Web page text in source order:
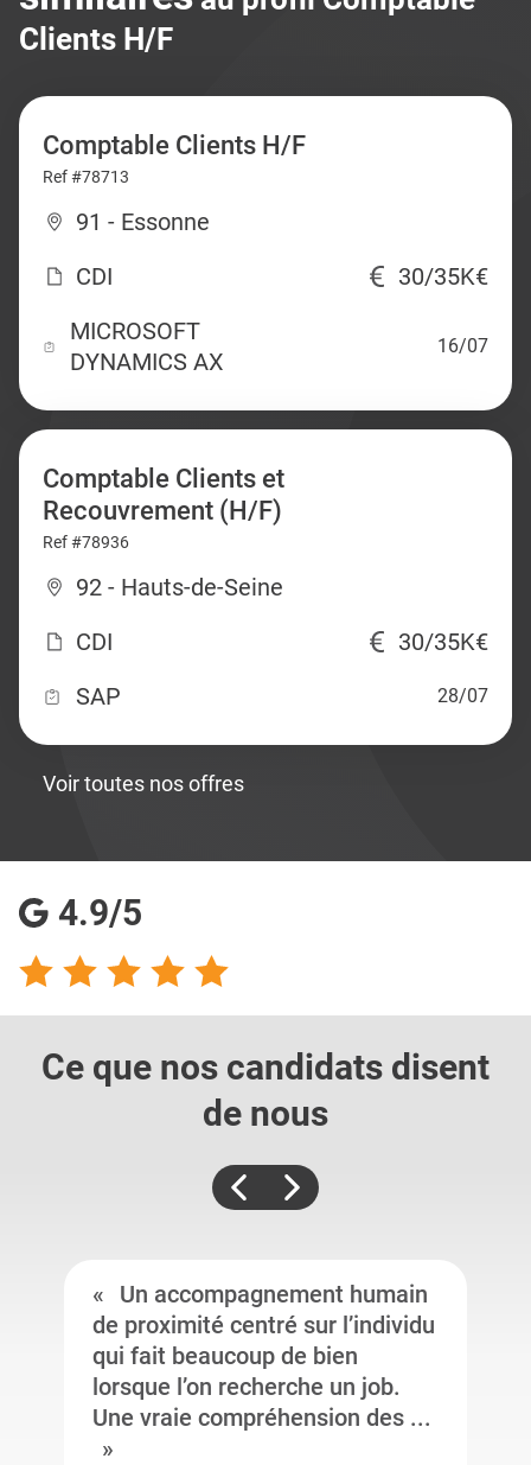
Clients H/F
Comptable Clients H/F
Ref #78713
91 - Essonne
CDI
30/35K€
MICROSOFT
DYNAMICS AX
16/07
Comptable Clients et
Recouvrement (H/F)
Ref #78936
92 - Hauts-de-Seine
CDI
30/35K€
SAP
28/07
Voir toutes nos offres
4.9/5
Ce que nos candidats disent
de nous
Un accompagnement humain
de proximité centré sur l’individu
qui fait beaucoup de bien
lorsque l’on recherche un job.
Une vraie compréhension des ...